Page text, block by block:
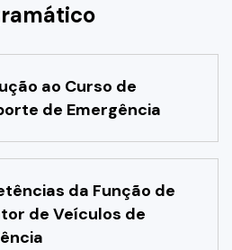
ao Curso de
de Emergência
da Função de
de Veículos de